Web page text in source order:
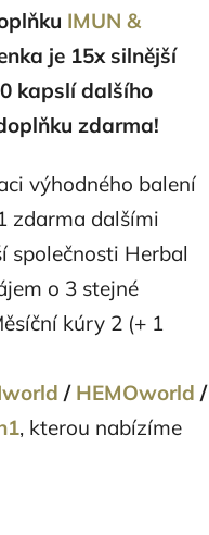
IMUN &
je 15x silnější
kapslí dalšího
zdarma!
výhodného balení
zdarma dalšími
společnosti Herbal
o 3 stejné
kúry 2 (+ 1
/ HEMOworld
, kterou nabízíme